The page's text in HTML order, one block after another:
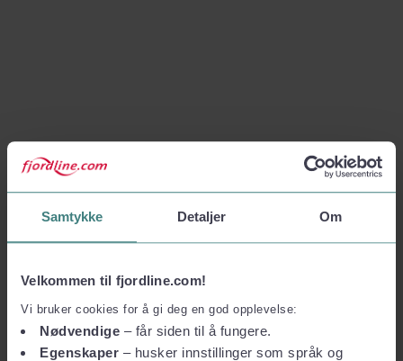
Samtykke Detaljer Om
Velkommen til fjordline.com!
Vi bruker cookies for å gi deg en god opplevelse:
Nødvendige – får siden til å fungere.
Egenskaper – husker innstillinger som språk og